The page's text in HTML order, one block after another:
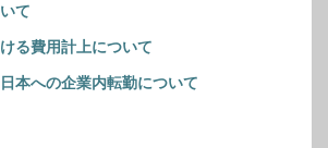
て
る費用計上について
本への企業内転勤について